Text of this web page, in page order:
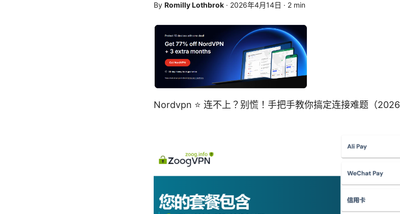
By Romilly Lothbrok · 2026年4月14日 · 2 min
Nordvpn ⭐ 连不上？别慌！手把手教你搞定连接难题（2026